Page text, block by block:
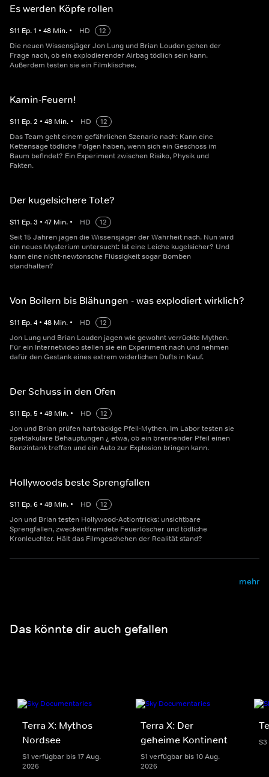
Es werden Köpfe rollen
S11 Ep.1 • 48 Min. • HD
12
Die neuen Wissensjäger Jon Lung und Brian Louden gehen der
Frage nach, ob ein explodierender Airbag tödlich sein kann.
Außerdem testen sie ein Filmklischee.
Kamin-Feuern!
S11 Ep.2 • 48 Min. • HD
12
Das Team geht einem gefährlichen Szenario nach: Kann eine
Kettensäge tödliche Folgen haben, wenn sich ein Geschoss im
Baum befindet? Ein Experiment zwischen Risiko, Physik und
Fakten.
Der kugelsichere Tote?
S11 Ep.3 • 47 Min. • HD
12
Seit 15 Jahren jagen die Wissensjäger der Wahrheit nach. Nun wird
ein neues Mysterium untersucht: Ist eine Leiche kugelsicher? Und
kann eine nicht-newtonsche Flüssigkeit sogar Bomben
standhalten?
Von Boilern bis Blähungen - was explodiert wirklich?
S11 Ep.4 • 48 Min. • HD
12
Jon Lung und Brian Louden jagen wie gewohnt verrückte Mythen.
Für ein Internetvideo stellen sie ein Experiment nach und nehmen
dafür den Gestank eines extrem widerlichen Dufts in Kauf.
Der Schuss in den Ofen
S11 Ep.5 • 48 Min. • HD
12
Jon und Brian prüfen hartnäckige Pfeil-Mythen. Im Labor testen sie
spektakuläre Behauptungen ¿ etwa, ob ein brennender Pfeil einen
Benzintank treffen und ein Auto zur Explosion bringen kann.
Hollywoods beste Sprengfallen
S11 Ep.6 • 48 Min. • HD
12
Jon und Brian testen Hollywood-Actiontricks: unsichtbare
Sprengfallen, zweckentfremdete Feuerlöscher und tödliche
Kronleuchter. Hält das Filmgeschehen der Realität stand?
mehr
Das könnte dir auch gefallen
Terra X: Mythos
Nordsee
S1 verfügbar bis 17 Aug.
2026
Terra X: Der
geheime Kontinent
S1 verfügbar bis 10 Aug.
2026